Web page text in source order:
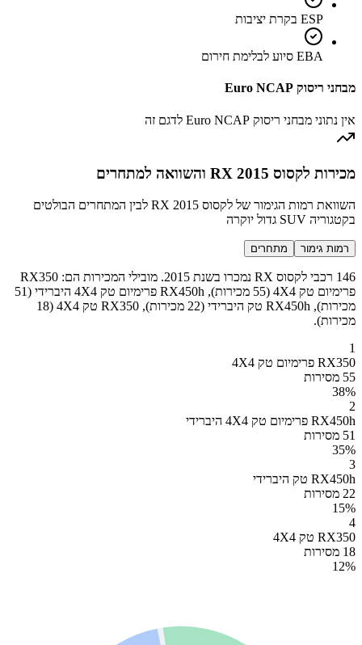
ESP בקרת יציבות
EBA סיוע לבלימת חירום
מבחני ריסוק Euro NCAP
אין נתוני מבחני ריסוק Euro NCAP לדגם זה
מכירות לקסוס RX 2015 והשוואה למתחרים
השוואת רמות הגימור של לקסוס RX 2015 לבין המתחרים הבולטים
בקטגוריה SUV גדול יוקרה
רמות גימור מתחרים
146 רכבי לקסוס RX נמכרו בשנת 2015. מובילי המכירות הם: RX350
פרימיום טק 4X4 (55 מכירות), RX450h פרימיום טק 4X4 היברידי (51
מכירות), RX450h טק היברידי (22 מכירות), RX350 טק 4X4 (18
מכירות).
1
RX350 פרימיום טק 4X4
55 מסירות
38%
2
RX450h פרימיום טק 4X4 היברידי
51 מסירות
35%
3
RX450h טק היברידי
22 מסירות
15%
4
RX350 טק 4X4
18 מסירות
12%